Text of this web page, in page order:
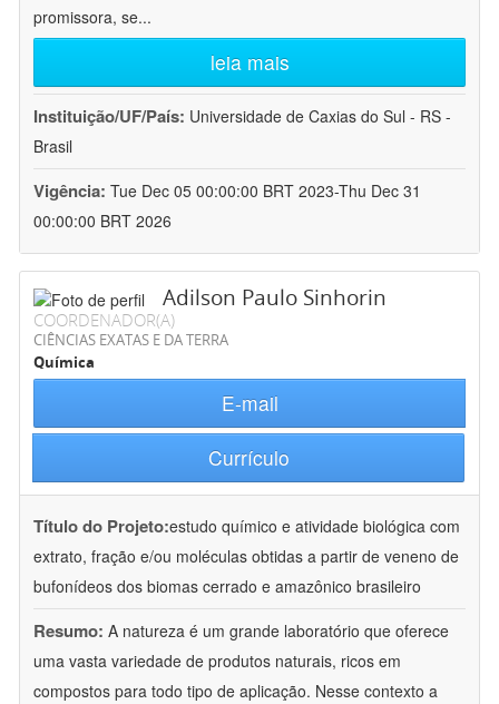
promissora, se...
leia mais
Instituição/UF/País: Universidade de Caxias do Sul - RS -
Brasil
Vigência: Tue Dec 05 00:00:00 BRT 2023-Thu Dec 31
00:00:00 BRT 2026
Adilson Paulo Sinhorin
COORDENADOR(A)
CIÊNCIAS EXATAS E DA TERRA
Química
E-mail
Currículo
Título do Projeto:estudo químico e atividade biológica com
extrato, fração e/ou moléculas obtidas a partir de veneno de
bufonídeos dos biomas cerrado e amazônico brasileiro
Resumo: A natureza é um grande laboratório que oferece
uma vasta variedade de produtos naturais, ricos em
compostos para todo tipo de aplicação. Nesse contexto a